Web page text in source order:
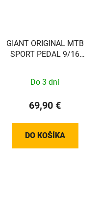
GIANT ORIGINAL MTB
SPORT PEDAL 9/16
Do 3 dní
69,90 €
DO KOŠÍKA